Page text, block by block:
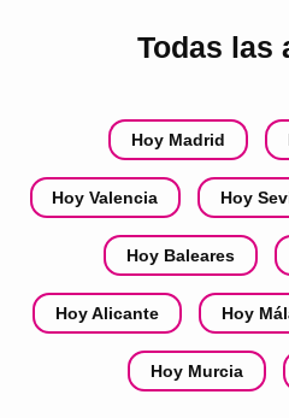
Todas las
Hoy Madrid
Hoy Valencia Hoy
Hoy Baleares
Hoy Alicante Hoy
Hoy Murcia